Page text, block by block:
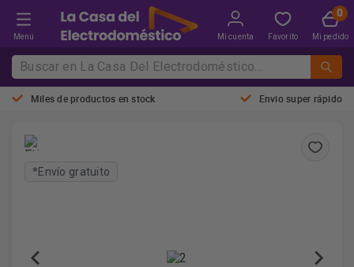
Menú Mi cuenta Favorito Mi pedido
Miles de productos en stock Envio super rápido
*Envío gratuito